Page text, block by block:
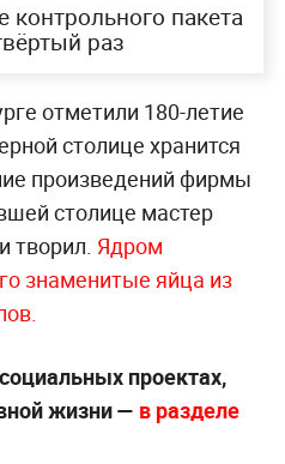
пакета
раз
отметили 180-летие
столице хранится
произведений фирмы
столице мастер
творил. Ядром
знаменитые яйца из
проектах,
жизни — в разделе